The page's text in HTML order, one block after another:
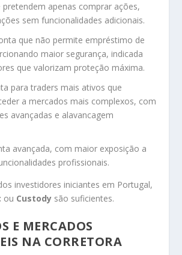
pretendem apenas comprar ações,
sem funcionalidades adicionais.
que não permite empréstimo de
maior segurança, indicada
que valorizam proteção máxima.
para traders mais ativos que
a mercados mais complexos, com
avançadas e alavancagem
avançada, com maior exposição a
profissionais.
investidores iniciantes em Portugal,
ou Custody são suficientes.
E MERCADOS
NA CORRETORA